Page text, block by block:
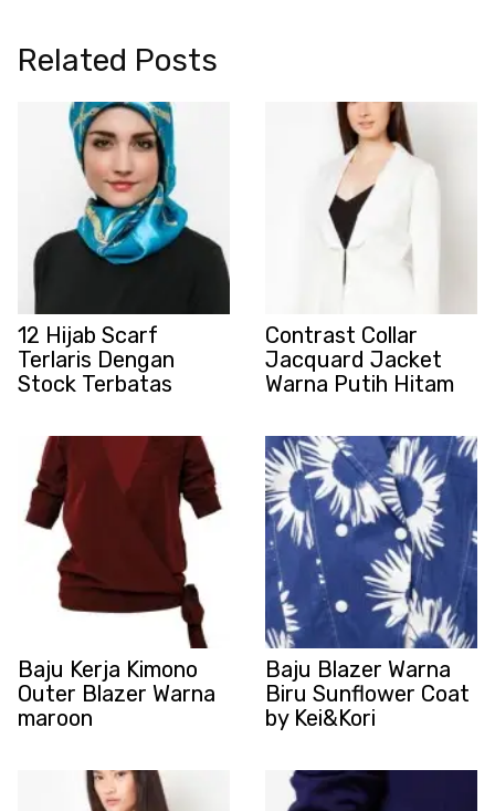
Related Posts
12 Hijab Scarf
Terlaris Dengan
Stock Terbatas
Contrast Collar
Jacquard Jacket
Warna Putih Hitam
Baju Kerja Kimono
Outer Blazer Warna
maroon
Baju Blazer Warna
Biru Sunflower Coat
by Kei&Kori